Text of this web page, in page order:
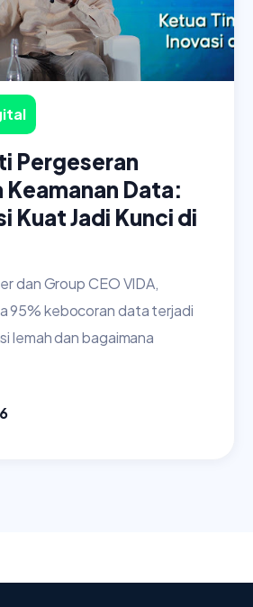
Pergeseran
Keamanan Data:
Kuat Jadi Kunci di
dan Group CEO VIDA,
95% kebocoran data terjadi
lemah dan bagaimana